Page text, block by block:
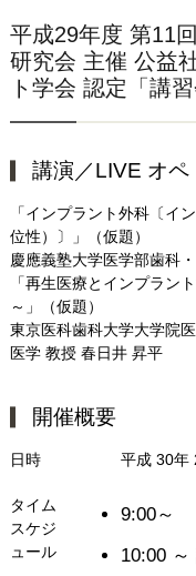
平成29年度 第11
研究会 主催 公益
ト学会 認定「講
講演／LIVE オペ
「インプラント外科〔イ
位性）〕」（仮題）
慶應義塾大学医学部歯科
「再生医療とインプラン
～」（仮題）
東京医科歯科大学大学院
医学 教授 春日井 昇平
開催概要
日時 平成 30年
タイム
スケジ
ュール
9:00～
10:00 ～